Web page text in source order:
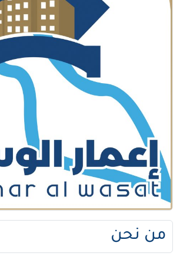
من نحن